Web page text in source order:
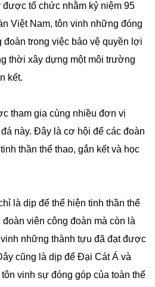
tổ chức nhằm kỷ niệm 95
Việt Nam, tôn vinh những đóng
đoàn trong việc bảo vệ quyền lợi
thời xây dựng một môi trường
kết.
tham gia cùng nhiều đơn vị
này. Đây là cơ hội để các đoàn
thần thể thao, gắn kết và học
là dịp để thể hiện tinh thần thể
viên công đoàn mà còn là
những thành tựu đã đạt được
cũng là dịp để Đại Cát Á và
vinh sự đóng góp của toàn thể